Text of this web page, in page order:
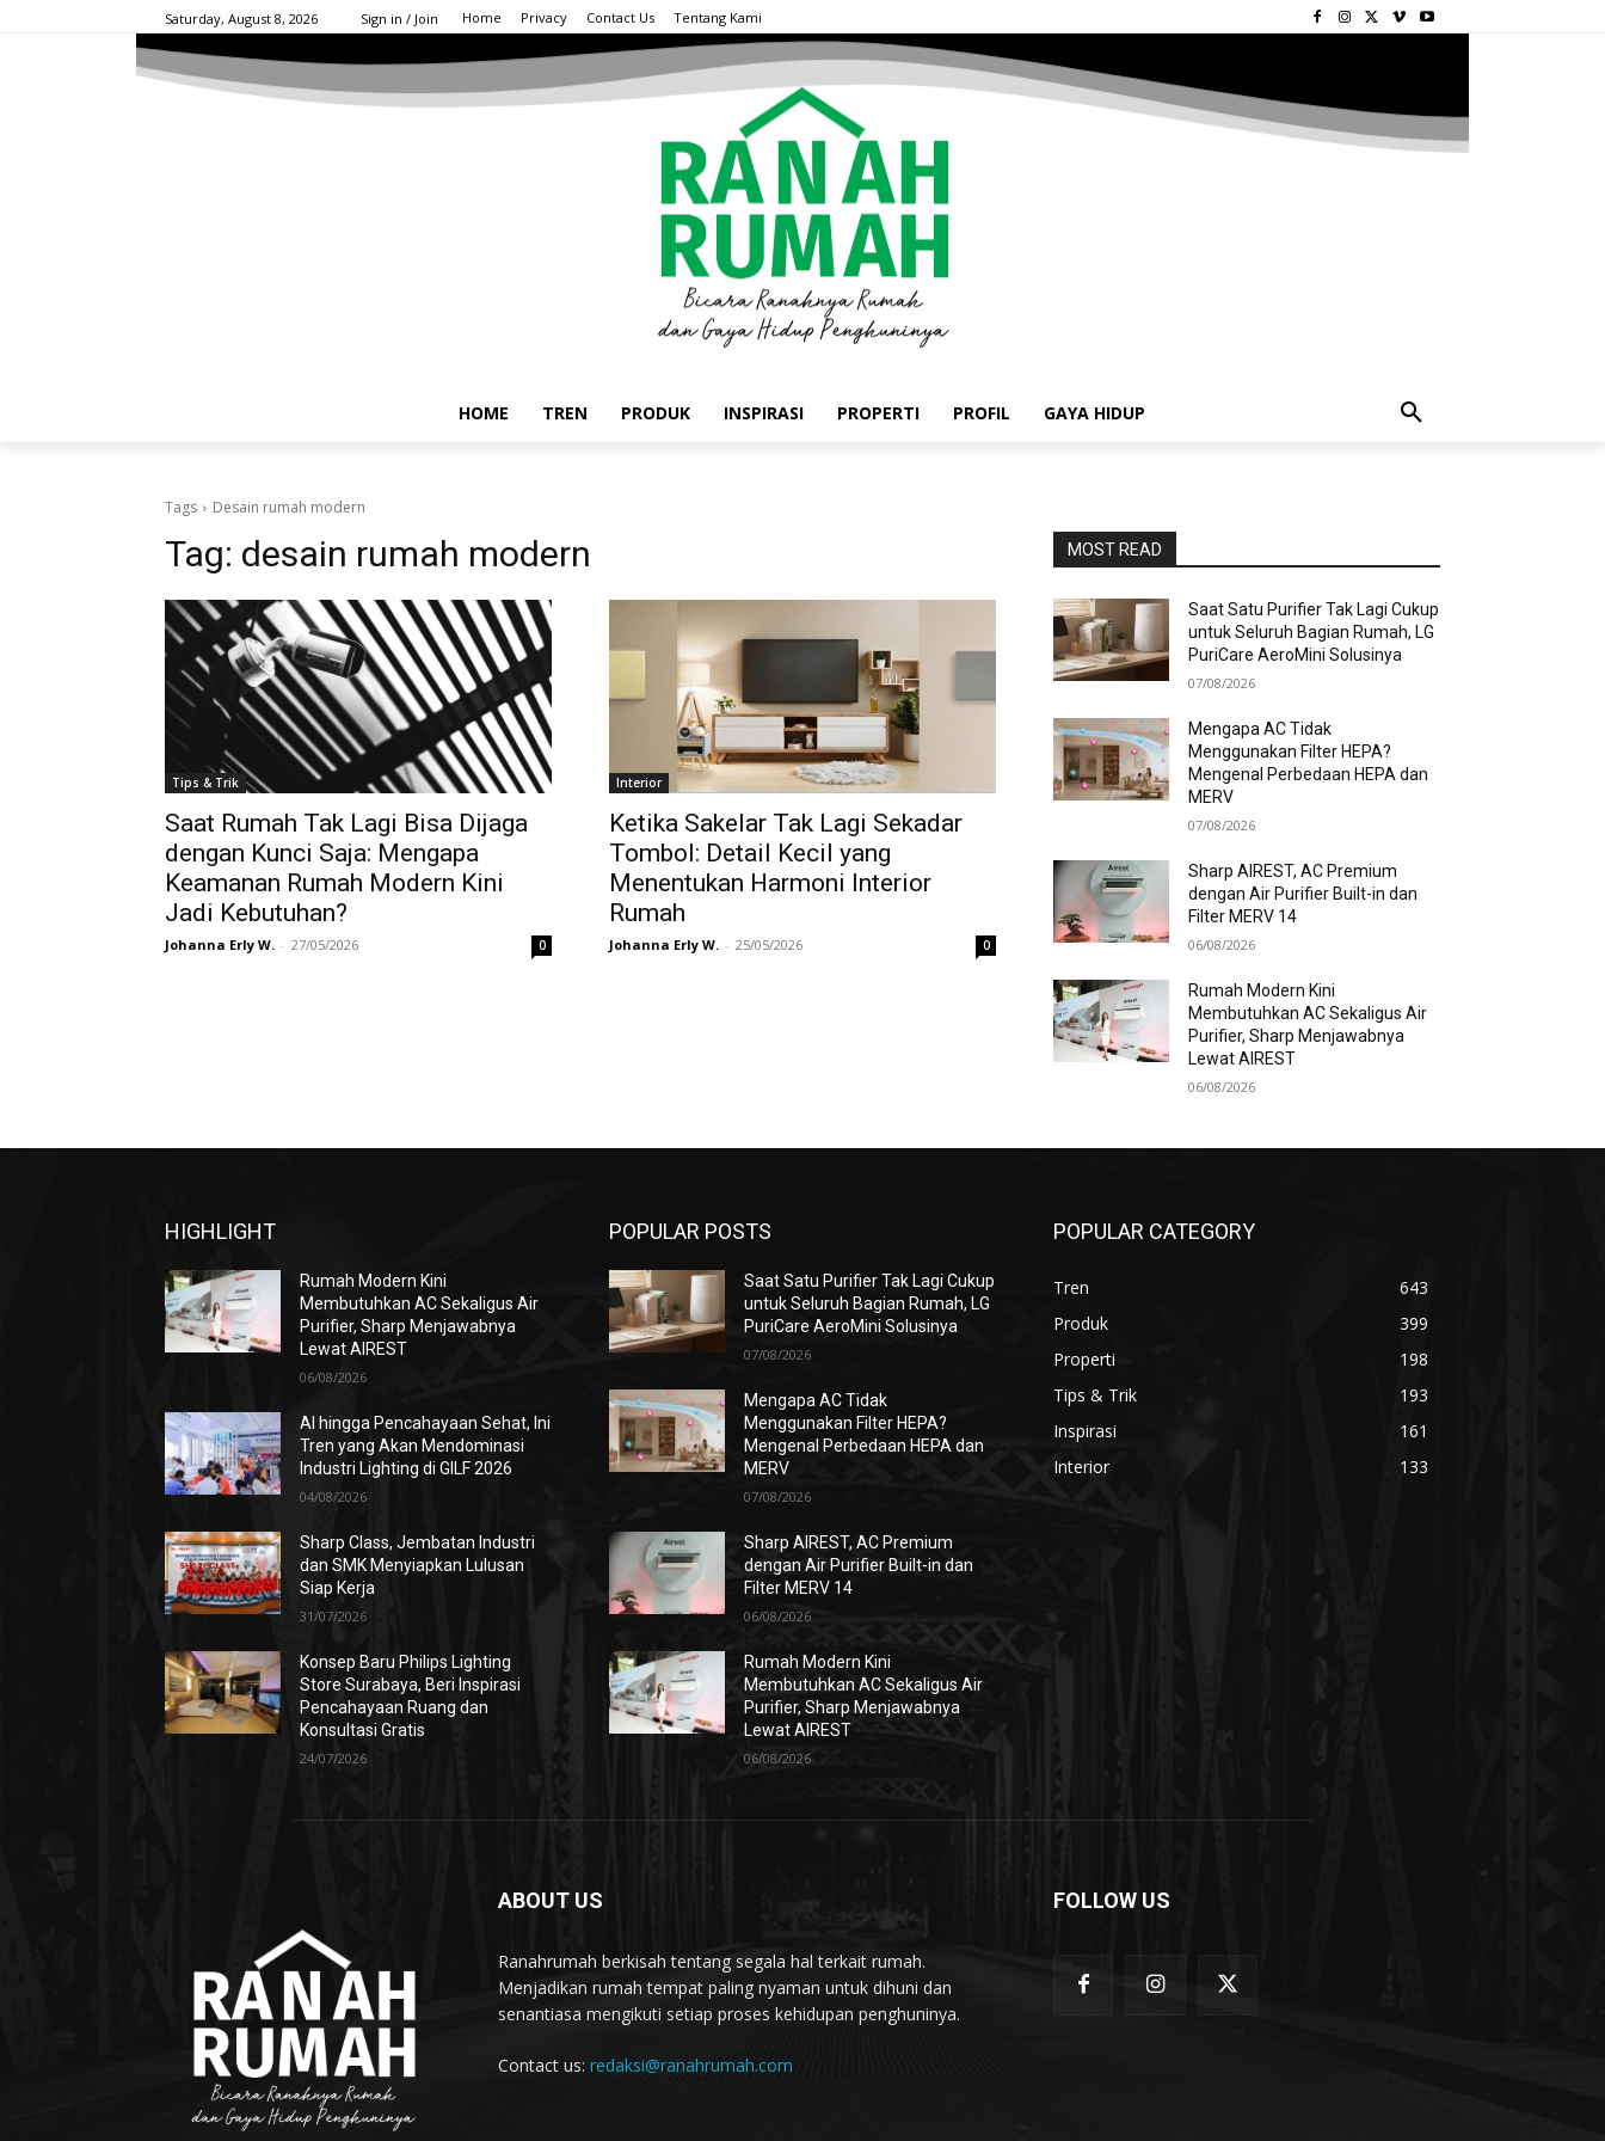
Saturday, August 8, 2026 Sign in / Join Home Privacy Contact Us Tentang Kami
HOME TREN PRODUK INSPIRASI PROPERTI PROFIL GAYA HIDUP
Tags Desain rumah modern
Tag: desain rumah modern
Tips & Trik
Saat Rumah Tak Lagi Bisa Dijaga
dengan Kunci Saja: Mengapa
Keamanan Rumah Modern Kini
Jadi Kebutuhan?
Johanna Erly W. - 27/05/2026 0
Interior
Ketika Sakelar Tak Lagi Sekadar
Tombol: Detail Kecil yang
Menentukan Harmoni Interior
Rumah
Johanna Erly W. - 25/05/2026 0
MOST READ
Saat Satu Purifier Tak Lagi Cukup
untuk Seluruh Bagian Rumah, LG
PuriCare AeroMini Solusinya
07/08/2026
Mengapa AC Tidak
Menggunakan Filter HEPA?
Mengenal Perbedaan HEPA dan
MERV
07/08/2026
Sharp AIREST, AC Premium
dengan Air Purifier Built-in dan
Filter MERV 14
06/08/2026
Rumah Modern Kini
Membutuhkan AC Sekaligus Air
Purifier, Sharp Menjawabnya
Lewat AIREST
06/08/2026
HIGHLIGHT
Rumah Modern Kini
Membutuhkan AC Sekaligus Air
Purifier, Sharp Menjawabnya
Lewat AIREST
06/08/2026
AI hingga Pencahayaan Sehat, Ini
Tren yang Akan Mendominasi
Industri Lighting di GILF 2026
04/08/2026
Sharp Class, Jembatan Industri
dan SMK Menyiapkan Lulusan
Siap Kerja
31/07/2026
Konsep Baru Philips Lighting
Store Surabaya, Beri Inspirasi
Pencahayaan Ruang dan
Konsultasi Gratis
24/07/2026
POPULAR POSTS
Saat Satu Purifier Tak Lagi Cukup
untuk Seluruh Bagian Rumah, LG
PuriCare AeroMini Solusinya
07/08/2026
Mengapa AC Tidak
Menggunakan Filter HEPA?
Mengenal Perbedaan HEPA dan
MERV
07/08/2026
Sharp AIREST, AC Premium
dengan Air Purifier Built-in dan
Filter MERV 14
06/08/2026
Rumah Modern Kini
Membutuhkan AC Sekaligus Air
Purifier, Sharp Menjawabnya
Lewat AIREST
06/08/2026
POPULAR CATEGORY
Tren
643
Produk
399
Properti
198
Tips & Trik
193
Inspirasi
161
Interior
133
ABOUT US
Ranahrumah berkisah tentang segala hal terkait rumah.
Menjadikan rumah tempat paling nyaman untuk dihuni dan
senantiasa mengikuti setiap proses kehidupan penghuninya.
Contact us: redaksi@ranahrumah.com
FOLLOW US